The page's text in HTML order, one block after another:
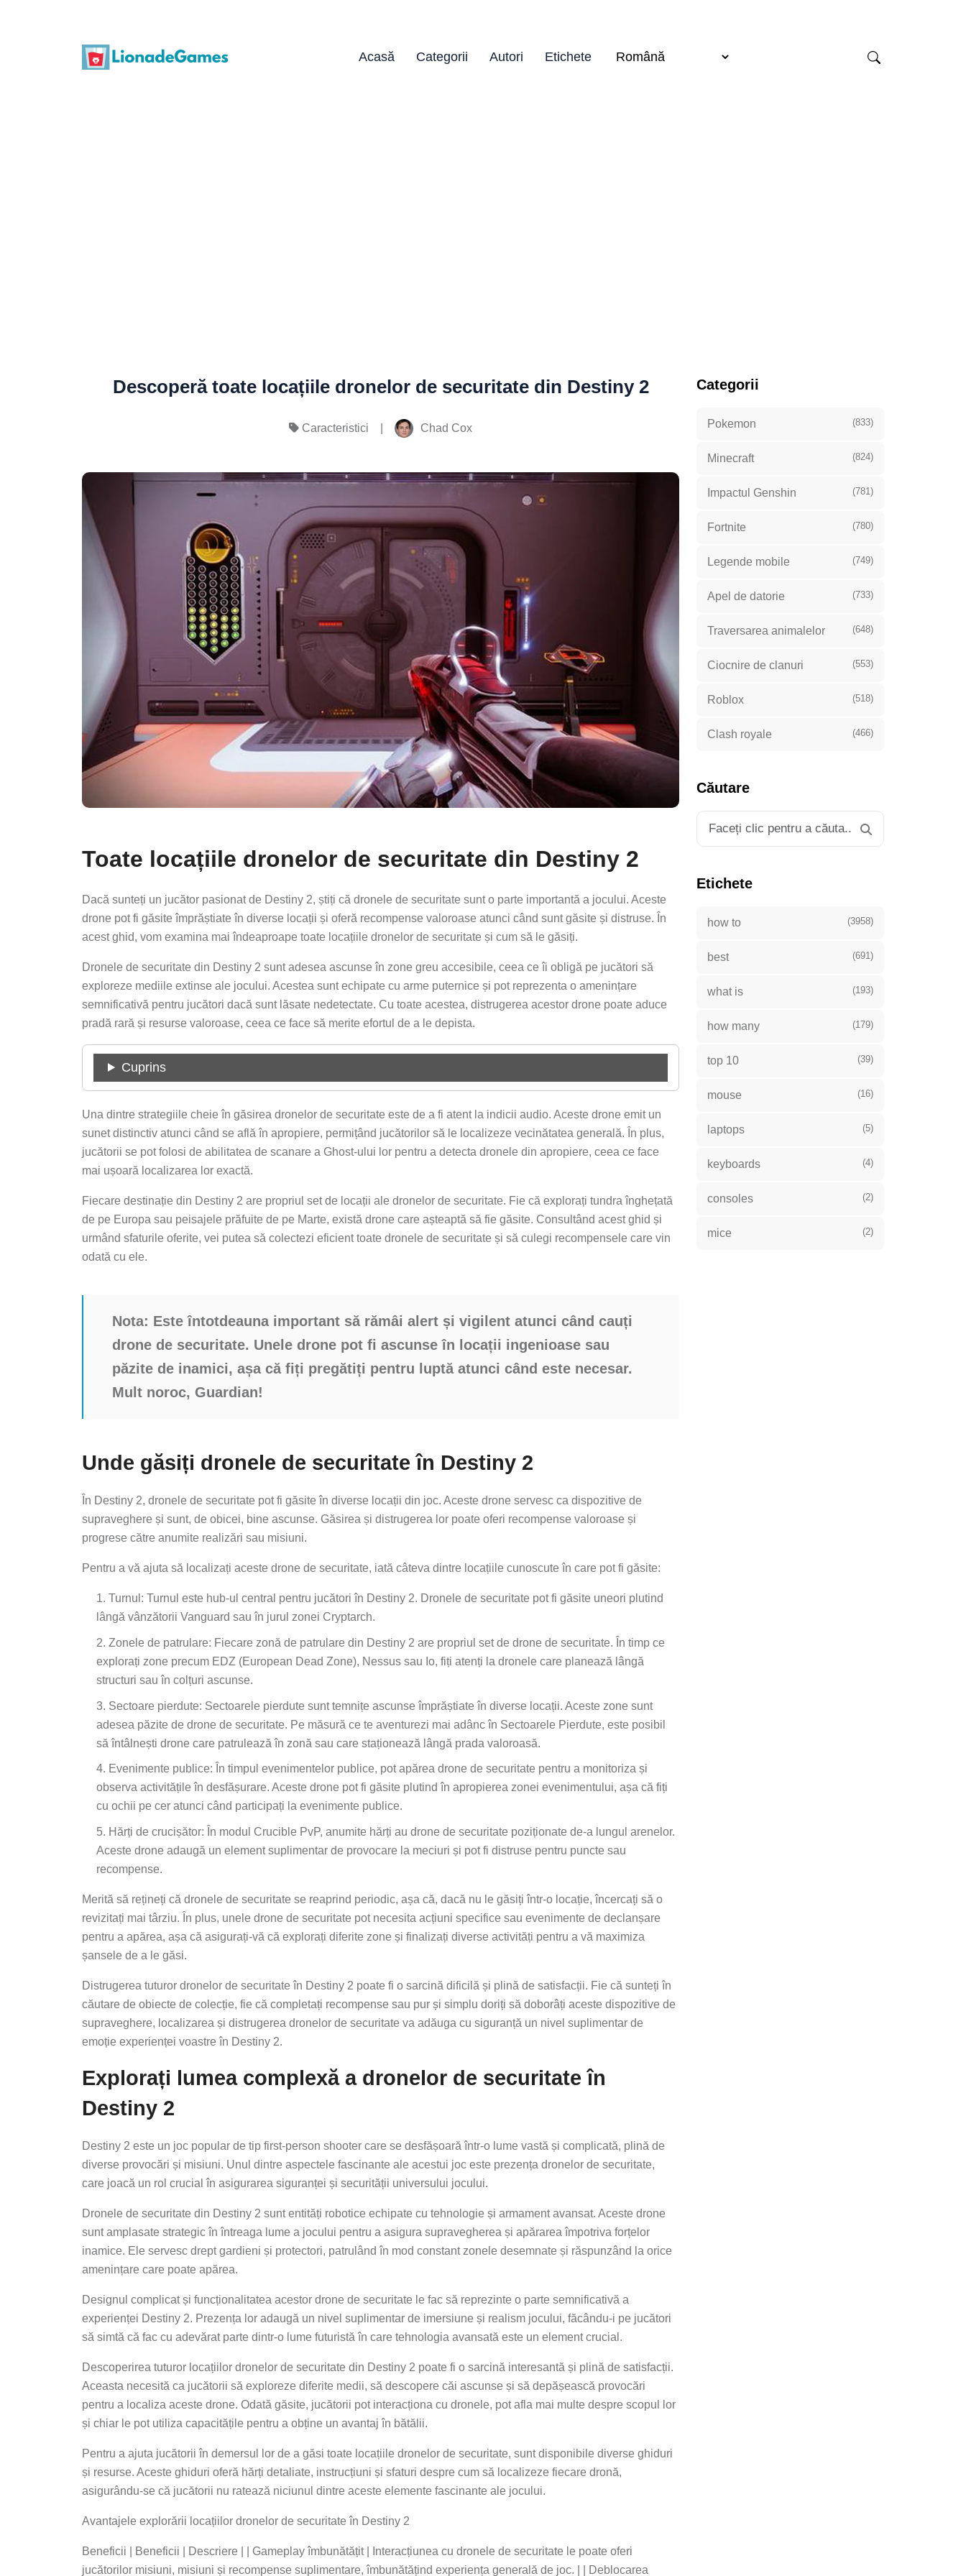
Acasă Categorii Autori Etichete
Descoperă toate locațiile dronelor de securitate din Destiny 2
Caracteristici Chad Cox
Toate locațiile dronelor de securitate din Destiny 2
Dacă sunteți un jucător pasionat de Destiny 2, știți că dronele de securitate sunt o parte importantă a jocului. Aceste
drone pot fi găsite împrăștiate în diverse locații și oferă recompense valoroase atunci când sunt găsite și distruse. În
acest ghid, vom examina mai îndeaproape toate locațiile dronelor de securitate și cum să le găsiți.
Dronele de securitate din Destiny 2 sunt adesea ascunse în zone greu accesibile, ceea ce îi obligă pe jucători să
exploreze mediile extinse ale jocului. Acestea sunt echipate cu arme puternice și pot reprezenta o amenințare
semnificativă pentru jucători dacă sunt lăsate nedetectate. Cu toate acestea, distrugerea acestor drone poate aduce
pradă rară și resurse valoroase, ceea ce face să merite efortul de a le depista.
Cuprins
Una dintre strategiile cheie în găsirea dronelor de securitate este de a fi atent la indicii audio. Aceste drone emit un
sunet distinctiv atunci când se află în apropiere, permițând jucătorilor să le localizeze vecinătatea generală. În plus,
jucătorii se pot folosi de abilitatea de scanare a Ghost-ului lor pentru a detecta dronele din apropiere, ceea ce face
mai ușoară localizarea lor exactă.
Fiecare destinație din Destiny 2 are propriul set de locații ale dronelor de securitate. Fie că explorați tundra înghețată
de pe Europa sau peisajele prăfuite de pe Marte, există drone care așteaptă să fie găsite. Consultând acest ghid și
urmând sfaturile oferite, vei putea să colectezi eficient toate dronele de securitate și să culegi recompensele care vin
odată cu ele.
Nota: Este întotdeauna important să rămâi alert și vigilent atunci când cauți
drone de securitate. Unele drone pot fi ascunse în locații ingenioase sau
păzite de inamici, așa că fiți pregătiți pentru luptă atunci când este necesar.
Mult noroc, Guardian!
Unde găsiți dronele de securitate în Destiny 2
În Destiny 2, dronele de securitate pot fi găsite în diverse locații din joc. Aceste drone servesc ca dispozitive de
supraveghere și sunt, de obicei, bine ascunse. Găsirea și distrugerea lor poate oferi recompense valoroase și
progrese către anumite realizări sau misiuni.
Pentru a vă ajuta să localizați aceste drone de securitate, iată câteva dintre locațiile cunoscute în care pot fi găsite:
Turnul: Turnul este hub-ul central pentru jucători în Destiny 2. Dronele de securitate pot fi găsite uneori plutind
lângă vânzătorii Vanguard sau în jurul zonei Cryptarch.
Zonele de patrulare: Fiecare zonă de patrulare din Destiny 2 are propriul set de drone de securitate. În timp ce
explorați zone precum EDZ (European Dead Zone), Nessus sau Io, fiți atenți la dronele care planează lângă
structuri sau în colțuri ascunse.
Sectoare pierdute: Sectoarele pierdute sunt temnițe ascunse împrăștiate în diverse locații. Aceste zone sunt
adesea păzite de drone de securitate. Pe măsură ce te aventurezi mai adânc în Sectoarele Pierdute, este posibil
să întâlnești drone care patrulează în zonă sau care staționează lângă prada valoroasă.
Evenimente publice: În timpul evenimentelor publice, pot apărea drone de securitate pentru a monitoriza și
observa activitățile în desfășurare. Aceste drone pot fi găsite plutind în apropierea zonei evenimentului, așa că fiți
cu ochii pe cer atunci când participați la evenimente publice.
Hărți de crucișător: În modul Crucible PvP, anumite hărți au drone de securitate poziționate de-a lungul arenelor.
Aceste drone adaugă un element suplimentar de provocare la meciuri și pot fi distruse pentru puncte sau
recompense.
Merită să rețineți că dronele de securitate se reaprind periodic, așa că, dacă nu le găsiți într-o locație, încercați să o
revizitați mai târziu. În plus, unele drone de securitate pot necesita acțiuni specifice sau evenimente de declanșare
pentru a apărea, așa că asigurați-vă că explorați diferite zone și finalizați diverse activități pentru a vă maximiza
șansele de a le găsi.
Distrugerea tuturor dronelor de securitate în Destiny 2 poate fi o sarcină dificilă și plină de satisfacții. Fie că sunteți în
căutare de obiecte de colecție, fie că completați recompense sau pur și simplu doriți să doborâți aceste dispozitive de
supraveghere, localizarea și distrugerea dronelor de securitate va adăuga cu siguranță un nivel suplimentar de
emoție experienței voastre în Destiny 2.
Explorați lumea complexă a dronelor de securitate în
Destiny 2
Destiny 2 este un joc popular de tip first-person shooter care se desfășoară într-o lume vastă și complicată, plină de
diverse provocări și misiuni. Unul dintre aspectele fascinante ale acestui joc este prezența dronelor de securitate,
care joacă un rol crucial în asigurarea siguranței și securității universului jocului.
Dronele de securitate din Destiny 2 sunt entități robotice echipate cu tehnologie și armament avansat. Aceste drone
sunt amplasate strategic în întreaga lume a jocului pentru a asigura supravegherea și apărarea împotriva forțelor
inamice. Ele servesc drept gardieni și protectori, patrulând în mod constant zonele desemnate și răspunzând la orice
amenințare care poate apărea.
Designul complicat și funcționalitatea acestor drone de securitate le fac să reprezinte o parte semnificativă a
experienței Destiny 2. Prezența lor adaugă un nivel suplimentar de imersiune și realism jocului, făcându-i pe jucători
să simtă că fac cu adevărat parte dintr-o lume futuristă în care tehnologia avansată este un element crucial.
Descoperirea tuturor locațiilor dronelor de securitate din Destiny 2 poate fi o sarcină interesantă și plină de satisfacții.
Aceasta necesită ca jucătorii să exploreze diferite medii, să descopere căi ascunse și să depășească provocări
pentru a localiza aceste drone. Odată găsite, jucătorii pot interacționa cu dronele, pot afla mai multe despre scopul lor
și chiar le pot utiliza capacitățile pentru a obține un avantaj în bătălii.
Pentru a ajuta jucătorii în demersul lor de a găsi toate locațiile dronelor de securitate, sunt disponibile diverse ghiduri
și resurse. Aceste ghiduri oferă hărți detaliate, instrucțiuni și sfaturi despre cum să localizeze fiecare dronă,
asigurându-se că jucătorii nu ratează niciunul dintre aceste elemente fascinante ale jocului.
Avantajele explorării locațiilor dronelor de securitate în Destiny 2
Beneficii | Beneficii | Descriere | | Gameplay îmbunătățit | Interacțiunea cu dronele de securitate le poate oferi
jucătorilor misiuni, misiuni și recompense suplimentare, îmbunătățind experiența generală de joc. | | Deblocarea
Categorii
Pokemon (833)
Minecraft (824)
Impactul Genshin (781)
Fortnite (780)
Legende mobile (749)
Apel de datorie (733)
Traversarea animalelor (648)
Ciocnire de clanuri (553)
Roblox (518)
Clash royale (466)
Căutare
Etichete
how to (3958)
best (691)
what is (193)
how many (179)
top 10 (39)
mouse (16)
laptops (5)
keyboards (4)
consoles (2)
mice (2)